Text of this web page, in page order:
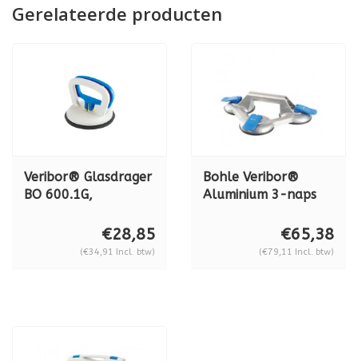
Gerelateerde producten
Veribor® Glasdrager
BO 600.1G,
€28,85
(€34,91 Incl. btw)
Bohle Veribor®
Aluminium 3-naps
603.021, Serie 2021
€65,38
(€79,11 Incl. btw)